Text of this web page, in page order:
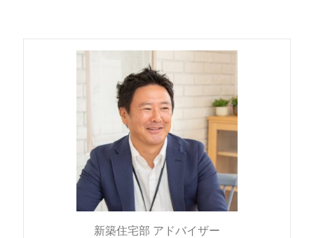
新築住宅部 アドバイザー